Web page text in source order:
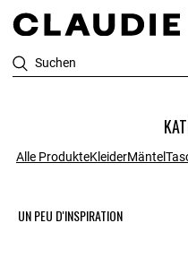
Suchen
Alle ProdukteKleiderMäntel
UN PEU D'INSPIRATION